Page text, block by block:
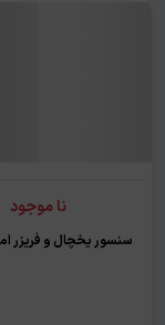
نا موجود
سنسور یخچال و فریزر